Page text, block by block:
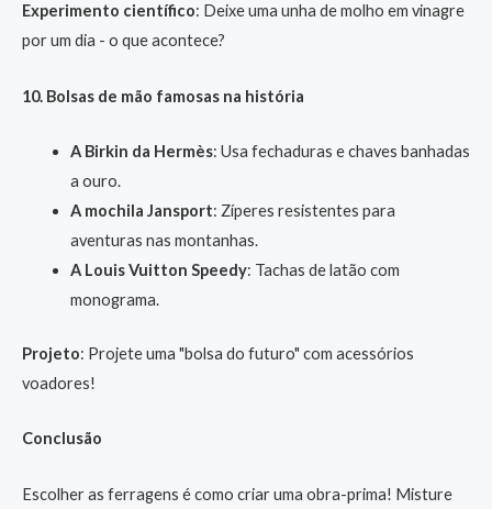
Experimento científico: Deixe uma unha de molho em vinagre
por um dia - o que acontece?
10. Bolsas de mão famosas na história
A Birkin da Hermès: Usa fechaduras e chaves banhadas
a ouro.
A mochila Jansport: Zíperes resistentes para
aventuras nas montanhas.
A Louis Vuitton Speedy: Tachas de latão com
monograma.
Projeto: Projete uma "bolsa do futuro" com acessórios
voadores!
Conclusão
Escolher as ferragens é como criar uma obra-prima! Misture